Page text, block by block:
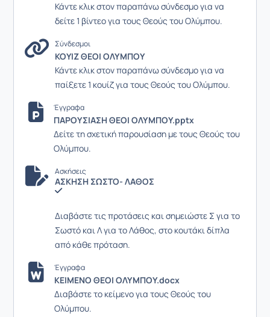
Κάντε κλικ στον παραπάνω σύνδεσμο για να
δείτε 1 βίντεο για τους Θεούς του Ολύμπου.
Σύνδεσμοι
ΚΟΥΙΖ ΘΕΟΙ ΟΛΥΜΠΟΥ
Κάντε κλικ στον παραπάνω σύνδεσμο για να
παίξετε 1 κουίζ για τους Θεούς του Ολύμπου.
Έγγραφα
ΠΑΡΟΥΣΙΑΣΗ ΘΕΟΙ ΟΛΥΜΠΟΥ.pptx
Δείτε τη σχετική παρουσίαση με τους Θεούς του
Ολύμπου.
Ασκήσεις
ΑΣΚΗΣΗ ΣΩΣΤΟ- ΛΑΘΟΣ
Διαβάστε τις προτάσεις και σημειώστε Σ για το
Σωστό και Λ για το Λάθος, στο κουτάκι δίπλα
από κάθε πρόταση.
Έγγραφα
ΚΕΙΜΕΝΟ ΘΕΟΙ ΟΛΥΜΠΟΥ.docx
Διαβάστε το κείμενο για τους Θεούς του
Ολύμπου.